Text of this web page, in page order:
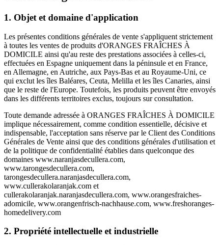
1. Objet et domaine d'application
Les présentes conditions générales de vente s'appliquent strictement
à toutes les ventes de produits d'ORANGES FRAÎCHES À
DOMICILE ainsi qu'au reste des prestations associées à celles-ci,
effectuées en Espagne uniquement dans la péninsule et en France,
en Allemagne, en Autriche, aux Pays-Bas et au Royaume-Uni, ce
qui exclut les îles Baléares, Ceuta, Melilla et les îles Canaries, ainsi
que le reste de l'Europe. Toutefois, les produits peuvent être envoyés
dans les différents territoires exclus, toujours sur consultation.
Toute demande adressée à ORANGES FRAÎCHES À DOMICILE
implique nécessairement, comme condition essentielle, décisive et
indispensable, l'acceptation sans réserve par le Client des Conditions
Générales de Vente ainsi que des conditions générales d'utilisation et
de la politique de confidentialité établies dans quelconque des
domaines www.naranjasdecullera.com,
www.tarongesdecullera.com,
tarongesdecullera.naranjasdecullera.com,
www.cullerakolaranjak.com et
cullerakolaranjak.naranjasdecullera.com, www.orangesfraiches-
adomicile, www.orangenfrisch-nachhause.com, www.freshoranges-
homedelivery.com
2. Propriété intellectuelle et industrielle